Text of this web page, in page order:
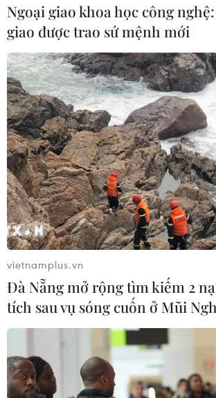
Ngoại giao khoa học công
giao được trao sứ mệnh mới
vietnamplus.vn
Đà Nẵng mở rộng tìm kiếm 2
tích sau vụ sóng cuốn ở Mũi